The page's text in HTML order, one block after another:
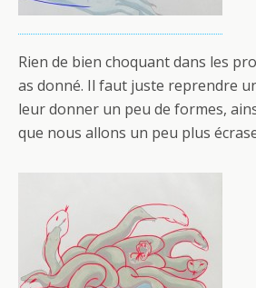
Rien de bien choquant dans les
as donné. Il faut juste reprendre
leur donner un peu de formes,
que nous allons un peu plus